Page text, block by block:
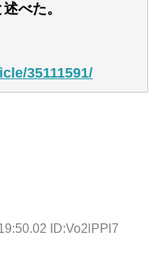
べた。
35111591/
ID:Vo2lPPl7